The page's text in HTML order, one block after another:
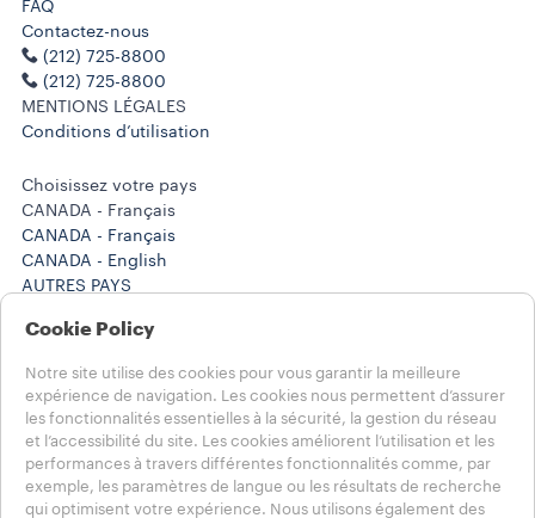
FAQ
Contactez-nous
(212) 725-8800
(212) 725-8800
MENTIONS LÉGALES
Conditions d’utilisation
Choisissez votre pays
CANADA - Français
CANADA - Français
CANADA - English
AUTRES PAYS
Politique relative aux témoins
Whistleblowing
Accessibility Statement
© 2025 LUIGI LAVAZZA SPA - Tous droits réservés - N°. de taxe
sur la valeur ajoutée (TVA) 00470550013 - Numéro inscrit au
REGISTRE DES ENTREPRISES 257143 - part de
Cookie Policy
Notre site utilise des cookies pour vous garantir la meilleure
expérience de navigation. Les cookies nous permettent d’assurer
les fonctionnalités essentielles à la sécurité, la gestion du réseau
et l’accessibilité du site. Les cookies améliorent l’utilisation et les
performances à travers différentes fonctionnalités comme, par
exemple, les paramètres de langue ou les résultats de recherche
qui optimisent votre expérience. Nous utilisons également des